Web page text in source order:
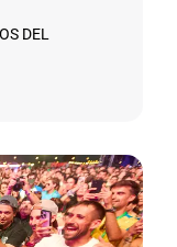
DEL